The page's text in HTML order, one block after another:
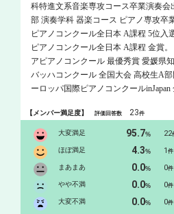
科特進文系音楽専攻コース卒業演奏
部 演奏学科 器楽コース ピアノ専攻卒
ピアノコンクール全日本 A課程 5位入
ピアノコンクール全日本 A課程 金賞
アピアノコンクール 最優秀賞 愛媛県
バッハコンクール 全国大会 高校生A部
ーロッパ国際ピアノコンクール
高校生の部 銅賞 (金賞該当者なし)。
楽コース ピアノ専攻 選抜学生コンサ
音楽大学 器楽コース ピアノ専攻 選抜
までにピアノを松前あすか、井上祐子
部 真紀子、ケマル・ゲキチ、ミーシ
ロンズ、ヘンリ・シーグフリードソ
を西山まりえの各氏に師事。 中学高
得。
【メンバー満足度】評価回答数 23件
大変満足 95.7% 22
ほぼ満足 4.3% 1件
まあまあ 0.0% 0件
やや不満 0.0% 0件
大変不満 0.0% 0件